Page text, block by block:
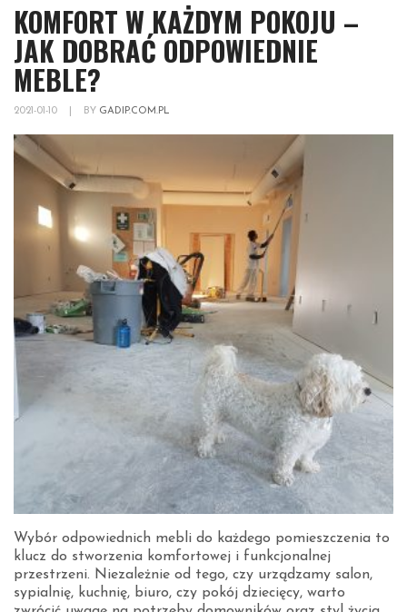
KOMFORT W KAŻDYM POKOJU –
JAK DOBRAĆ ODPOWIEDNIE
MEBLE?
2021-01-10 BY GADIP.COM.PL
Wybór odpowiednich mebli do każdego pomieszczenia to
klucz do stworzenia komfortowej i funkcjonalnej
przestrzeni. Niezależnie od tego, czy urządzamy salon,
sypialnię, kuchnię, biuro, czy pokój dziecięcy, warto